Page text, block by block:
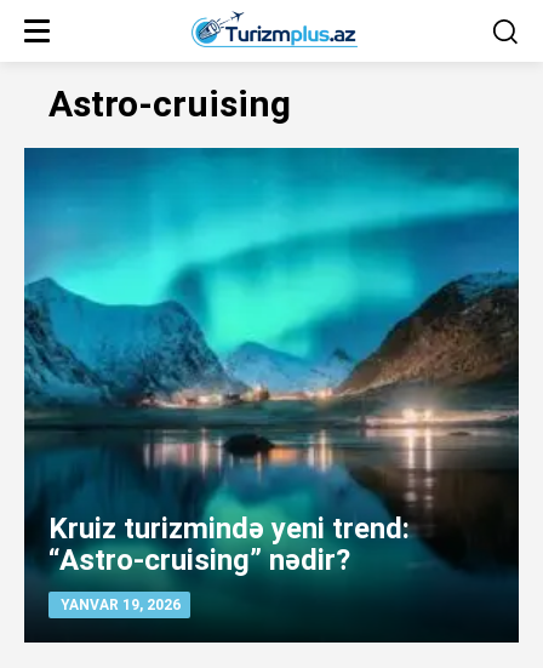
Astro-cruising
Kruiz turizmində yeni trend:
“Astro-cruising” nədir?
YANVAR 19, 2026